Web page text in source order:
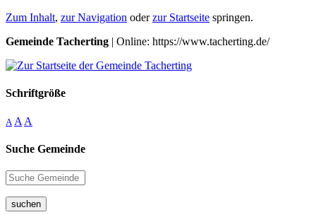
Zum Inhalt, zur Navigation oderzur Startseite springen.
Gemeinde Tacherting | Online: https://www.tacherting.de/
Schriftgröße
A A A
Suche Gemeinde
suchen